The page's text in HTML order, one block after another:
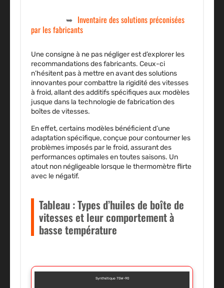
Inventaire des solutions préconisées
par les fabricants
Une consigne à ne pas négliger est d’explorer les
recommandations des fabricants. Ceux-ci
n’hésitent pas à mettre en avant des solutions
innovantes pour combattre la rigidité des vitesses
à froid, allant des additifs spécifiques aux modèles
jusque dans la technologie de fabrication des
boîtes de vitesses.
En effet, certains modèles bénéficient d’une
adaptation spécifique, conçue pour contourner les
problèmes imposés par le froid, assurant des
performances optimales en toutes saisons. Un
atout non négligeable lorsque le thermomètre flirte
avec le négatif.
Tableau : Types d’huiles de boîte de
vitesses et leur comportement à
basse température
Synthétique 75W-90